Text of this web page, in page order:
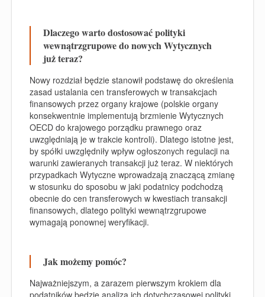
Dlaczego warto dostosować polityki
wewnątrzgrupowe do nowych Wytycznych
już teraz?
Nowy rozdział będzie stanowił podstawę do określenia
zasad ustalania cen transferowych w transakcjach
finansowych przez organy krajowe (polskie organy
konsekwentnie implementują brzmienie Wytycznych
OECD do krajowego porządku prawnego oraz
uwzględniają je w trakcie kontroli). Dlatego istotne jest,
by spółki uwzględniły wpływ ogłoszonych regulacji na
warunki zawieranych transakcji już teraz. W niektórych
przypadkach Wytyczne wprowadzają znaczącą zmianę
w stosunku do sposobu w jaki podatnicy podchodzą
obecnie do cen transferowych w kwestiach transakcji
finansowych, dlatego polityki wewnątrzgrupowe
wymagają ponownej weryfikacji.
Jak możemy pomóc?
Najważniejszym, a zarazem pierwszym krokiem dla
podatników będzie analiza ich dotychczasowej polityki